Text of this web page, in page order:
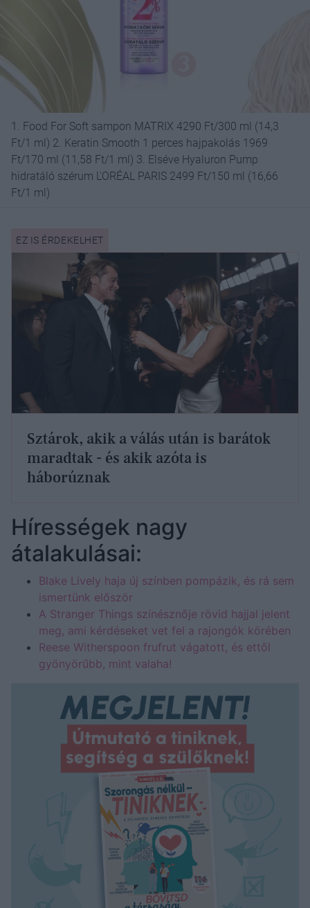
1. Food For Soft sampon MATRIX 4290 Ft/300 ml (14,3
Ft/1 ml) 2. Keratin Smooth 1 perces hajpakolás 1969
Ft/170 ml (11,58 Ft/1 ml) 3. Elséve Hyaluron Pump
hidratáló szérum L'ORÉAL PARIS 2499 Ft/150 ml (16,66
Ft/1 ml)
Sztárok, akik a válás után is barátok
maradtak - és akik azóta is
háborúznak
Hírességek nagy
átalakulásai:
Blake Lively haja új színben pompázik, és rá sem
ismertünk először
A Stranger Things színésznője rövid hajjal jelent
meg, ami kérdéseket vet fel a rajongók körében
Reese Witherspoon frufrut vágatott, és ettől
gyönyörűbb, mint valaha!